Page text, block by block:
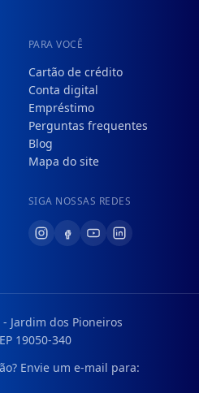
PARA VOCÊ
Cartão de crédito
Conta digital
Empréstimo
Perguntas frequentes
Blog
Mapa do site
SIGA NOSSAS REDES
Jardim dos Pioneiros
19050-340
Envie um e-mail para: